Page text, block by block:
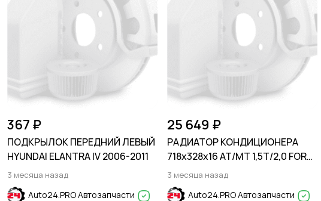
367 ₽
ПОДКРЫЛОК ПЕРЕДНИЙ ЛЕВЫЙ
HYUNDAI ELANTRA IV 2006-2011
3 месяца назад
Auto24.PRO Автозапчасти
25 649 ₽
РАДИАТОР КОНДИЦИОНЕРА
718x328x16 AT/MT 1,5T/2,0 FORD
BRONCO SPORT
2020-/MAVERICK 2023-
3 месяца назад
Auto24.PRO Автозапчасти